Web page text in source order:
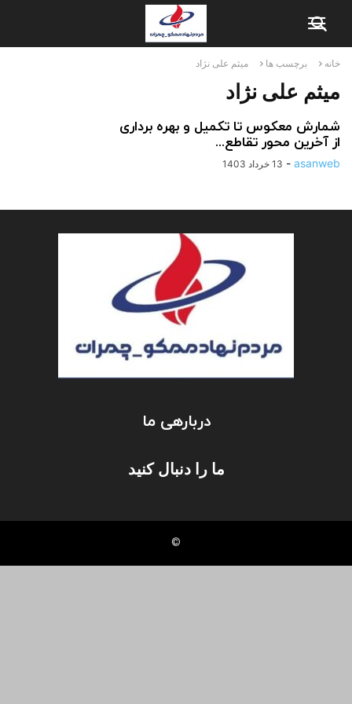
خانه برچسب ها میثم علی نژاد
میثم علی نژاد
شمارش معکوس تا تکمیل و بهره برداری
از آخرین محور تقاطع...
asanweb
- 13 خرداد 1403
دربارهی ما
ما را دنبال کنید
©